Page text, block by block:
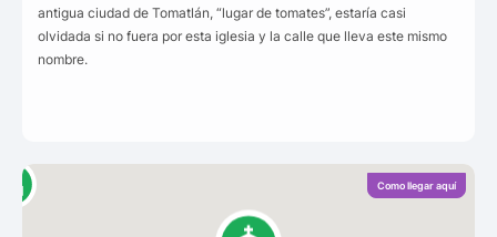
antigua ciudad de Tomatlán, “lugar de tomates”, estaría casi
olvidada si no fuera por esta iglesia y la calle que lleva este mismo
nombre.
Como llegar aquí